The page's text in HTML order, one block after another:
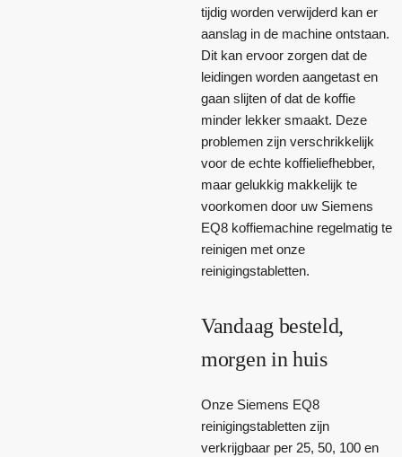
tijdig worden verwijderd kan er
aanslag in de machine ontstaan.
Dit kan ervoor zorgen dat de
leidingen worden aangetast en
gaan slijten of dat de koffie
minder lekker smaakt. Deze
problemen zijn verschrikkelijk
voor de echte koffieliefhebber,
maar gelukkig makkelijk te
voorkomen door uw Siemens
EQ8 koffiemachine regelmatig te
reinigen met onze
reinigingstabletten.
Vandaag besteld,
morgen in huis
Onze Siemens EQ8
reinigingstabletten zijn
verkrijgbaar per 25, 50, 100 en